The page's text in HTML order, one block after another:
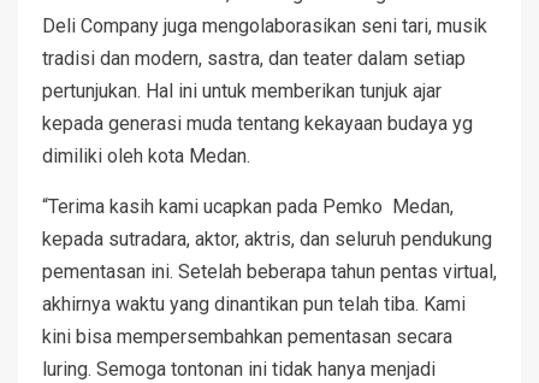
Deli Company juga mengolaborasikan seni tari, musik
tradisi dan modern, sastra, dan teater dalam setiap
pertunjukan. Hal ini untuk memberikan tunjuk ajar
kepada generasi muda tentang kekayaan budaya yg
dimiliki oleh kota Medan.
“Terima kasih kami ucapkan pada Pemko Medan,
kepada sutradara, aktor, aktris, dan seluruh pendukung
pementasan ini. Setelah beberapa tahun pentas virtual,
akhirnya waktu yang dinantikan pun telah tiba. Kami
kini bisa mempersembahkan pementasan secara
luring. Semoga tontonan ini tidak hanya menjadi